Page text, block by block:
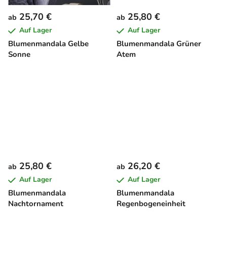
Blumenmandala Gelbe
Sonne
ab 25,70 €
Auf Lager
Blumenmandala Grüner
Atem
ab 25,80 €
Auf Lager
Blumenmandala
Nachtornament
ab 25,80 €
Auf Lager
Blumenmandala
Regenbogeneinheit
ab 26,20 €
Auf Lager